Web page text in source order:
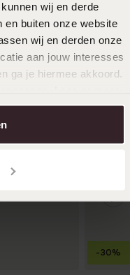
wij en derde
en buiten onze website
wij en derden onze
aan jouw interesses
ga je hiermee akkoord.
-30%